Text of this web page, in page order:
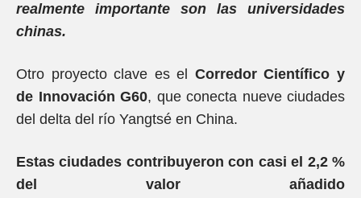
realmente importante son las universidades
chinas.
Otro proyecto clave es el Corredor Científico y
de Innovación G60, que conecta nueve ciudades
del delta del río Yangtsé en China.
Estas ciudades contribuyeron con casi el 2,2 %
del valor añadido